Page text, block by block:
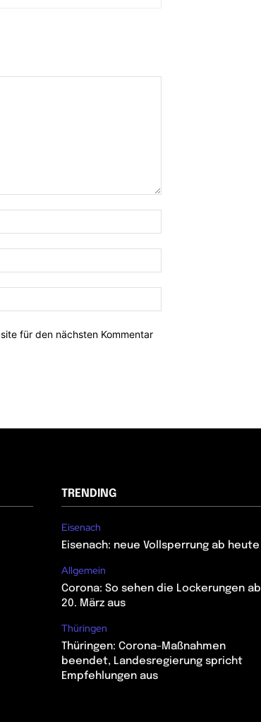
für den nächsten Kommentar
TRENDING
Eisenach
Eisenach: neue Vollsperrung ab heute
Allgemein
Corona: So sehen die Lockerungen ab
20. März aus
Thüringen
Thüringen: Corona-Maßnahmen
beendet, Landesregierung spricht
Empfehlungen aus